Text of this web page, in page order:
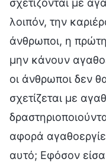
λοιπόν, την
άνθρωποι, η
μην κάνουν
οι άνθρωποι δεν
σχετίζεται με
αφορά
αυτό; Εφόσον